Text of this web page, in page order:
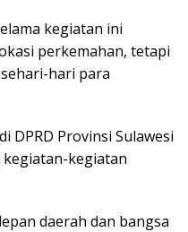
kegiatan ini
perkemahan, tetapi
hari para
di DPRD Provinsi Sulawesi
kegiatan
daerah dan bangsa